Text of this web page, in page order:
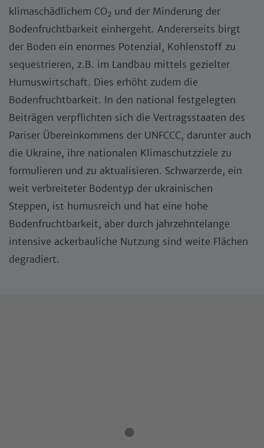
klimaschädlichem CO2 und der Minderung der
Bodenfruchtbarkeit einhergeht. Andererseits birgt
der Boden ein enormes Potenzial, Kohlenstoff zu
sequestrieren, z.B. im Landbau mittels gezielter
Humuswirtschaft. Dies erhöht zudem die
Bodenfruchtbarkeit. In den national festgelegten
Beiträgen verpflichten sich die Vertragsstaaten des
Pariser Übereinkommens der UNFCCC, darunter auch
die Ukraine, ihre nationalen Klimaschutzziele zu
formulieren und zu aktualisieren. Schwarzerde, ein
weit verbreiteter Bodentyp der ukrainischen
Steppen, ist humusreich und hat eine hohe
Bodenfruchtbarkeit, aber durch jahrzehntelange
intensive ackerbauliche Nutzung sind weite Flächen
degradiert.